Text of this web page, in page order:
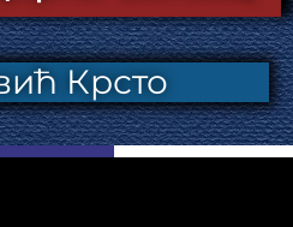
Крсто